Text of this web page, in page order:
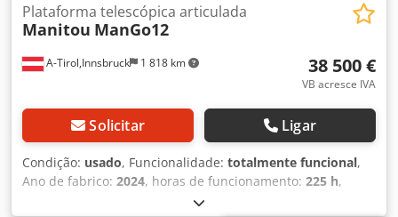
A-Tirol,Innsbruck 1 818 km
Plataforma telescópica articulada
Manitou ManGo12
38 500 €
VB acresce IVA
Solicitar Ligar
Condição: usado, Funcionalidade: totalmente funcional,
Ano de fabrico: 2024, horas de funcionamento: 225 h,
, peso em vazio: